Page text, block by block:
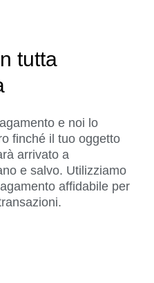
tutta
e noi lo
finché il tuo oggetto
arrivato a
e salvo. Utilizziamo
affidabile per